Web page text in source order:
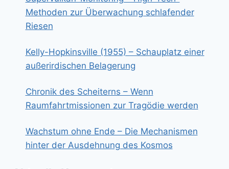
Methoden zur Überwachung schlafender
Riesen
Kelly-Hopkinsville (1955) – Schauplatz einer
außerirdischen Belagerung
Chronik des Scheiterns – Wenn
Raumfahrtmissionen zur Tragödie werden
Wachstum ohne Ende – Die Mechanismen
hinter der Ausdehnung des Kosmos